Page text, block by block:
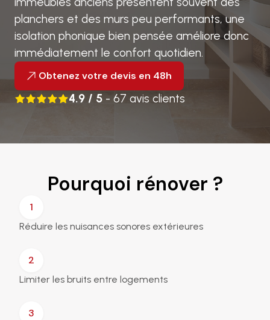
planchers et des murs peu performants, une
isolation phonique bien pensée améliore donc
immédiatement le confort quotidien.
Obtenez votre devis en 48h
4.9 / 5 - 67 avis clients
Pourquoi rénover ?
1
Réduire les nuisances sonores extérieures
2
Limiter les bruits entre logements
3